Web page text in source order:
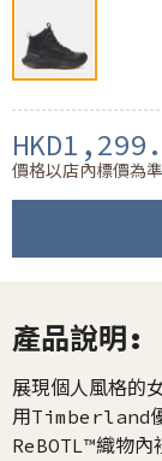
價格以店內標價為
產品說明:
展現個人風格
用Timberland優
ReBOTL™織物